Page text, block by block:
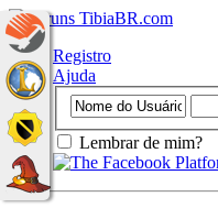
Registro
Ajuda
Lembrar de mim?